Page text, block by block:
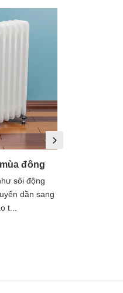
đông
sôi động
dần sang
t...